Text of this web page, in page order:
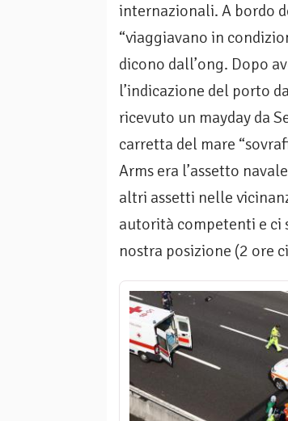
internazionali. A bordo
“viaggiavano in
dicono dall’ong. Dopo
l’indicazione del porto
ricevuto un mayday da
carretta del mare
Arms era l’assetto
altri assetti nelle
autorità competenti e ci
nostra posizione (2 ore